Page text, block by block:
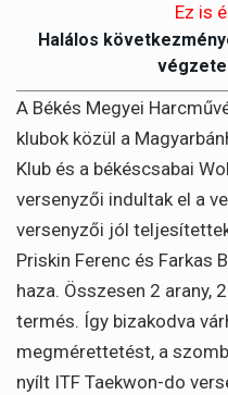
Ez is
Halálos
A Békés Megyei
klubok közül a
Klub és a békéscsabai
versenyzői indultak el a
versenyzői jól
Priskin Ferenc és Farkas
haza. Összesen 2 arany,
termés. Így bizakodva
megmérettetést, a
nyílt ITF Taekwon-do